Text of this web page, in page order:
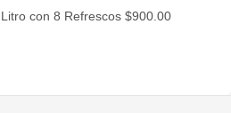
con 8 Refrescos $900.00